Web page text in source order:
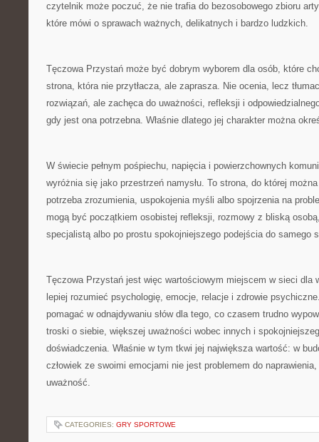
czytelnik może poczuć, że nie trafia do bezosobowego zbioru
które mówi o sprawach ważnych, delikatnych i bardzo ludzkich.
Tęczowa Przystań może być dobrym wyborem dla osób, które
strona, która nie przytłacza, ale zaprasza. Nie ocenia, lecz
rozwiązań, ale zachęca do uważności, refleksji i
gdy jest ona potrzebna. Właśnie dlatego jej charakter można
W świecie pełnym pośpiechu, napięcia i powierzchownych
wyróżnia się jako przestrzeń namysłu. To strona, do której
potrzeba zrozumienia, uspokojenia myśli albo spojrzenia na
mogą być początkiem osobistej refleksji, rozmowy z bliską
specjalistą albo po prostu spokojniejszego podejścia do samego
Tęczowa Przystań jest więc wartościowym miejscem w sieci dla
lepiej rozumieć psychologię, emocje, relacje i zdrowie
pomagać w odnajdywaniu słów dla tego, co czasem trudno
troski o siebie, większej uważności wobec innych i
doświadczenia. Właśnie w tym tkwi jej największa wartość: w
człowiek ze swoimi emocjami nie jest problemem do
uważność.
CATEGORIES: GRY SPORTOWE